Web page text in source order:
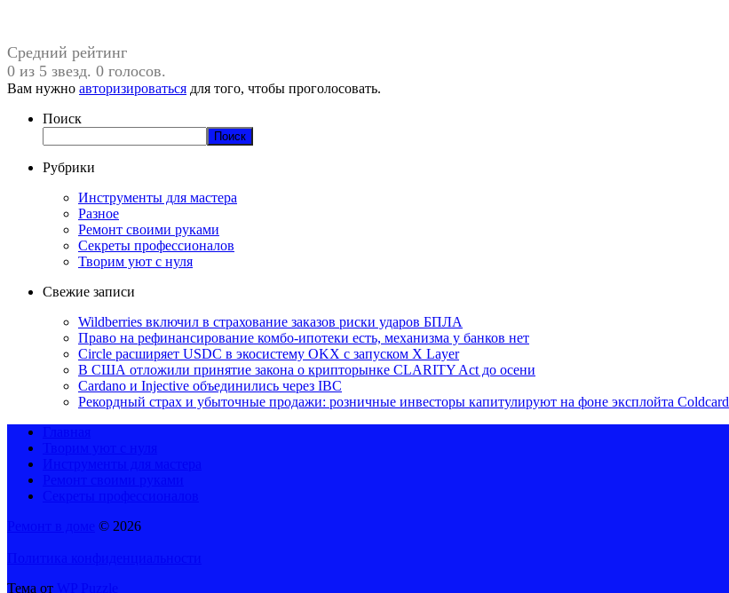
Средний рейтинг
0 из 5 звезд. 0 голосов.
Вам нужно авторизироваться для того, чтобы проголосовать.
Поиск
Поиск
Рубрики
Инструменты для мастера
Разное
Ремонт своими руками
Секреты профессионалов
Творим уют с нуля
Свежие записи
Wildberries включил в страхование заказов риски ударов БПЛА
Право на рефинансирование комбо-ипотеки есть, механизма у банков нет
Circle расширяет USDC в экосистему OKX с запуском X Layer
В США отложили принятие закона о крипторынке CLARITY Act до осени
Cardano и Injective объединились через IBC
Рекордный страх и убыточные продажи: розничные инвесторы капитулируют на фоне эксплойта Coldcard
© 2026
Тема от